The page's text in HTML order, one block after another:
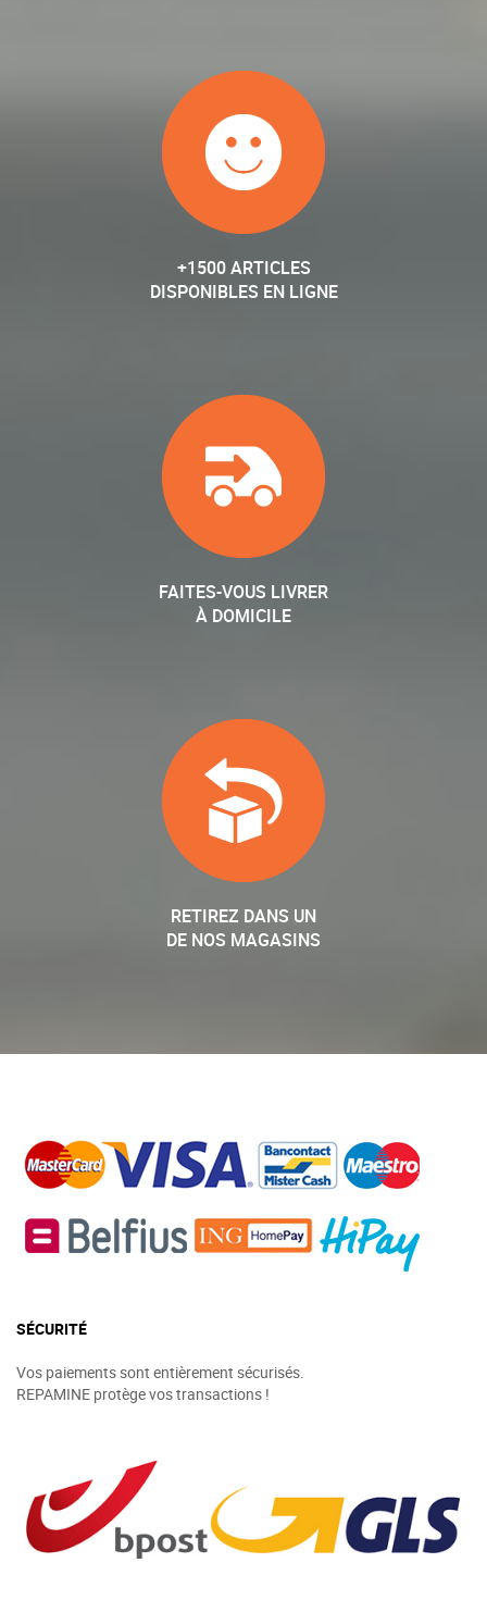
+1500 ARTICLES
DISPONIBLES EN LIGNE
FAITES-VOUS LIVRER
À DOMICILE
RETIREZ DANS UN
DE NOS MAGASINS
SÉCURITÉ
Vos paiements sont entièrement sécurisés.
REPAMINE protège vos transactions !